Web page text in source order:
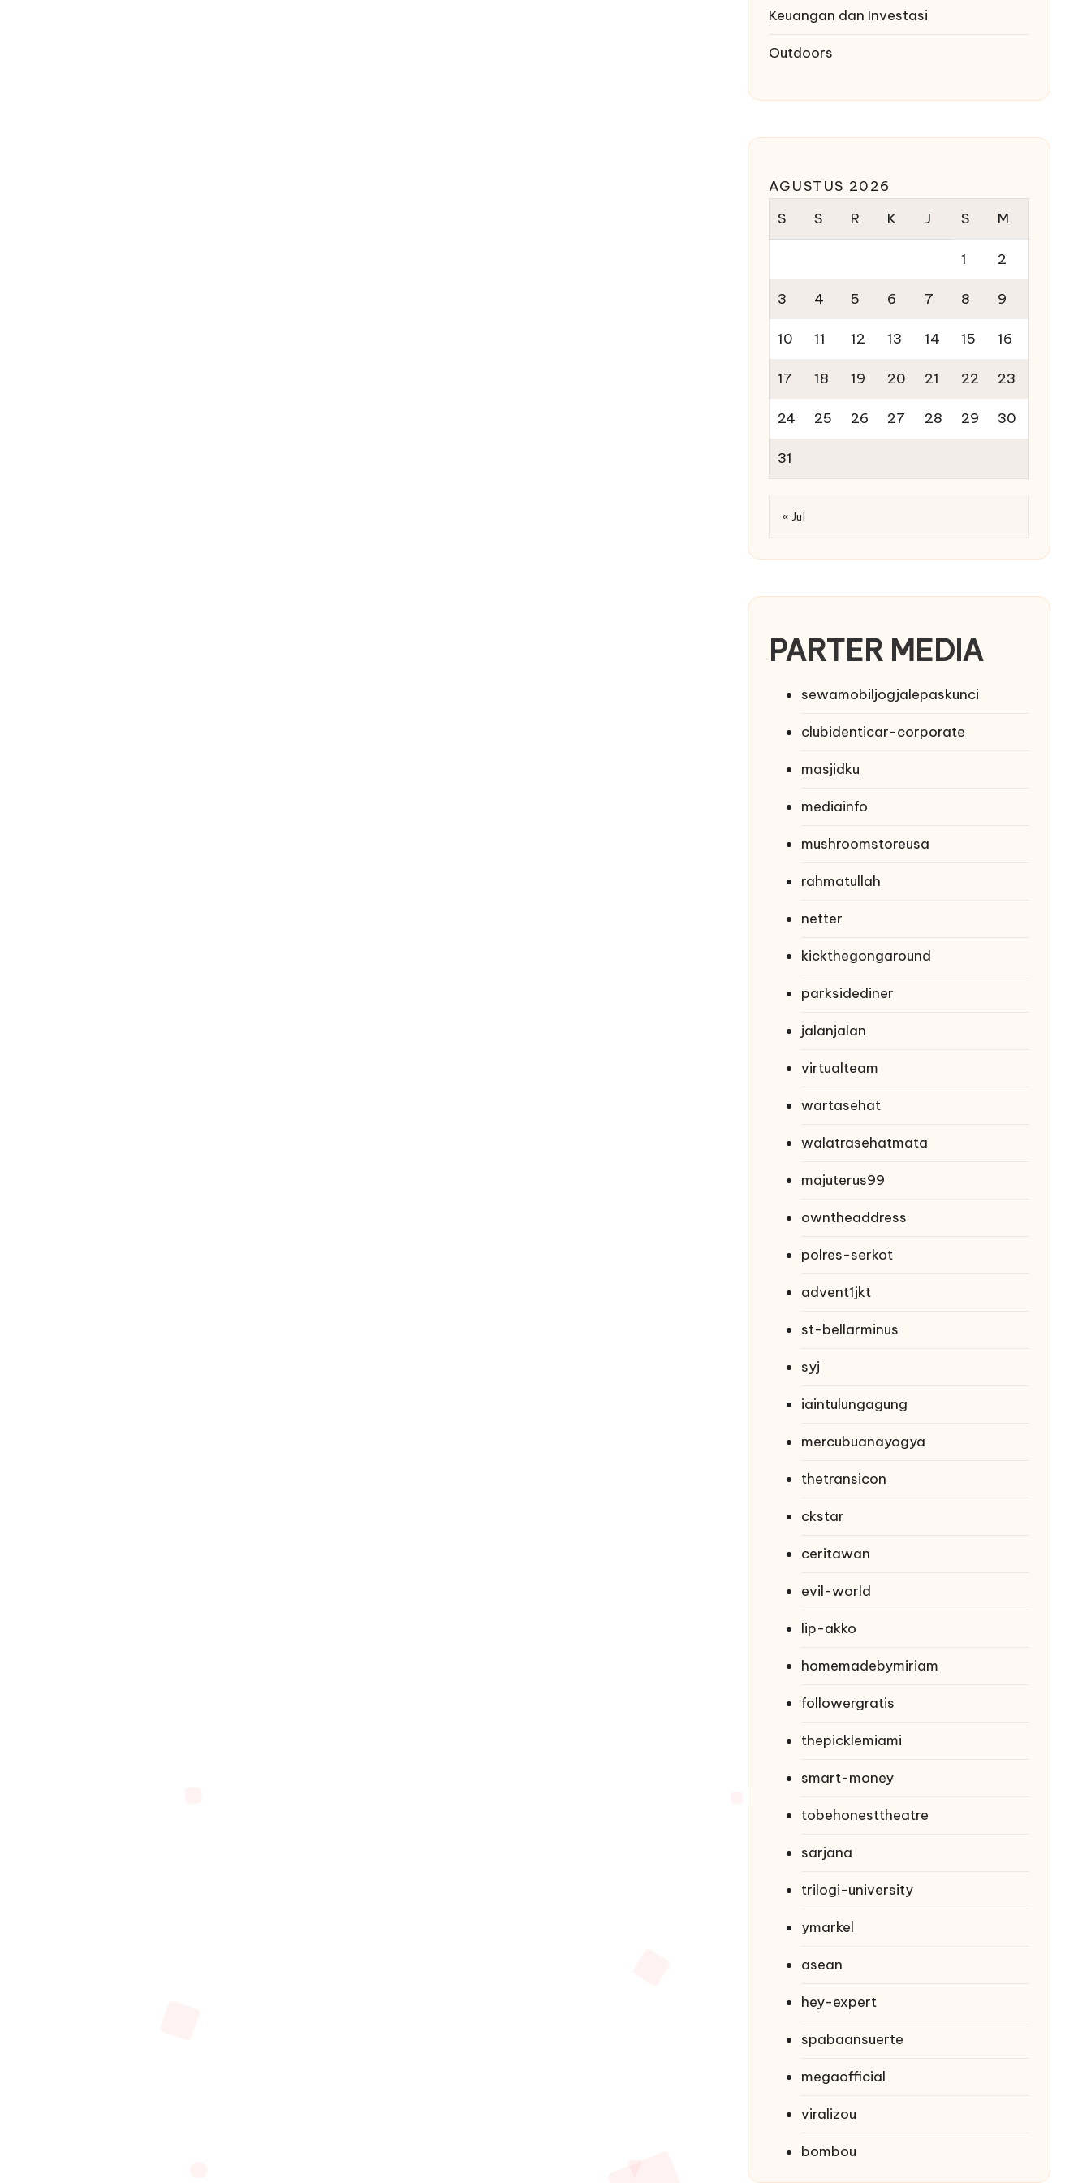
Keuangan dan Investasi
Outdoors
AGUSTUS 2026
S
S R K J S M
1 2
3 4 5 6 7 8 9
10 11 12 13 14 15 16
17 18 19 20 21 22 23
24 25 26 27 28 29 30
31
« Jul
PARTER MEDIA
sewamobiljogjalepaskunci
clubidenticar-corporate
masjidku
mediainfo
mushroomstoreusa
rahmatullah
netter
kickthegongaround
parksidediner
jalanjalan
virtualteam
wartasehat
walatrasehatmata
majuterus99
owntheaddress
polres-serkot
advent1jkt
st-bellarminus
syj
iaintulungagung
mercubuanayogya
thetransicon
ckstar
ceritawan
evil-world
lip-akko
homemadebymiriam
followergratis
thepicklemiami
smart-money
tobehonesttheatre
sarjana
trilogi-university
ymarkel
asean
hey-expert
spabaansuerte
megaofficial
viralizou
bombou